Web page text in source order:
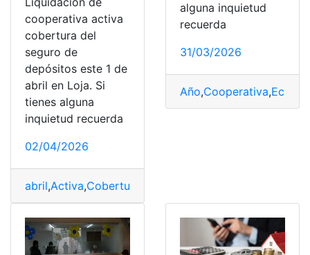
cooperativa activa
cobertura del
seguro de
depósitos este 1 de
abril en Loja. Si
tienes alguna
inquietud recuerda
02/04/2026
abril,Activa,Cobertura
alguna inquietud
recuerda
31/03/2026
Año,Cooperativa,